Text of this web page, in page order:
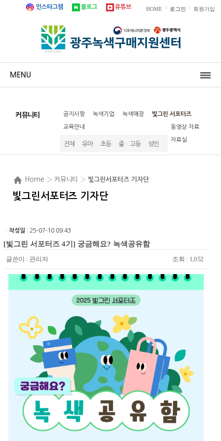
HOME 로그인 회원가입
인스타그램 블로그 유튜브
MENU
커뮤니티 공지사항 녹색기업 녹색매장 빛그린 서포터즈
교육안내
전체 유아 초등 중ㆍ고등 성인
동영상 자료
자료실
Home › 커뮤니티 › 빛그린서포터즈 기자단
빛그린서포터즈 기자단
ㆍ 작성일 : 25-07-10 09:43
[빛그린 서포터즈 4기] 궁금해요? 녹색공유함
글쓴이 : 관리자 조회 : 1,052